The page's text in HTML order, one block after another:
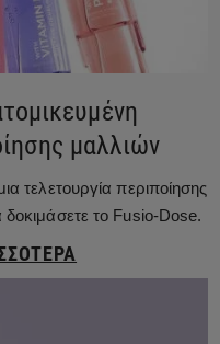
μαλλιών
τελετουργία περιποίησης
δοκιμάσετε το Fusio-Dose.